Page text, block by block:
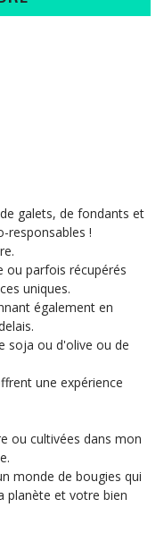
galets, de fondants et
responsables !
ou parfois récupérés
uniques.
également en
soja ou d'olive ou de
une expérience
ou cultivées dans mon
monde de bougies qui
planète et votre bien